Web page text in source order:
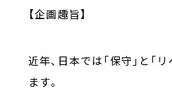
【企画趣旨】
近年、日本では「保守」と
ます。